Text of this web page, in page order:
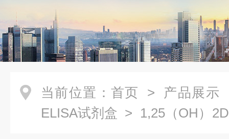
当前位置： 首页 > 产品展示
ELISA试剂盒 > 1,25（OH）